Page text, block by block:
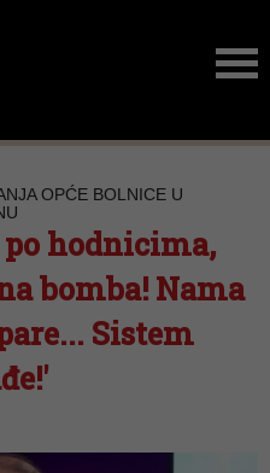
OPĆE BOLNICE U
hodnicima,
bomba! Nama
Sistem